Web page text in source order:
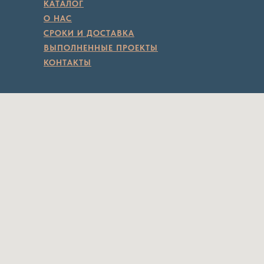
КАТАЛОГ
О НАС
СРОКИ И ДОСТАВКА
ВЫПОЛНЕННЫЕ ПРОЕКТЫ
КОНТАКТЫ